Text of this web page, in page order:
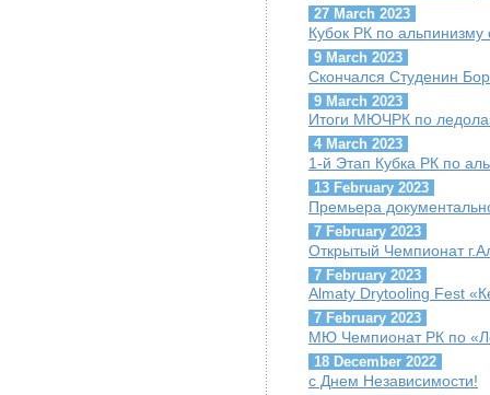
27 March 2023
Кубок РК по альпинизму
9 March 2023
Скончался Студенин
9 March 2023
Итоги МЮЧРК по
4 March 2023
1-й Этап Кубка РК по
13 February 2023
Премьера
7 February 2023
Открытый Чемпионат
7 February 2023
Almaty Drytooling Fest
7 February 2023
МЮ Чемпионат РК по
18 December 2022
с Днем Независимости!